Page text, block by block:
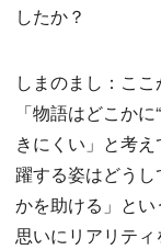
したか？
しまのまし：こ
「物語はどこか
きにくい」と考
躍する姿はどう
かを助ける」と
思いにリアリテ